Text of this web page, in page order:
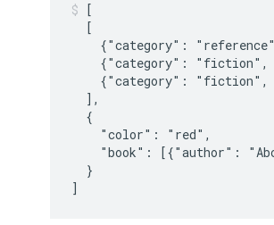
[
  [
{"category":
{"category":
{"category":
  ],
  {
    "color": "red",
"book": [{"author":
  }